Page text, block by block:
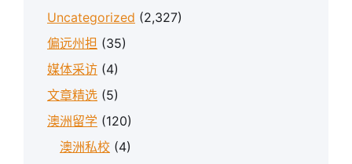
Uncategorized (2,327)
偏远州担 (35)
媒体采访 (4)
文章精选 (5)
澳洲留学 (120)
澳洲私校 (4)